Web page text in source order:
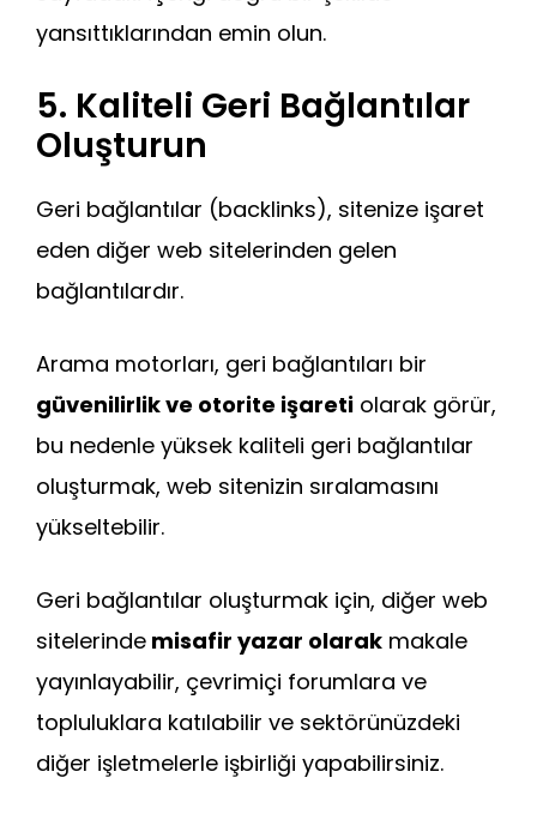
yansıttıklarından emin olun.
5. Kaliteli Geri Bağlantılar
Oluşturun
Geri bağlantılar (backlinks), sitenize işaret
eden diğer web sitelerinden gelen
bağlantılardır.
Arama motorları, geri bağlantıları bir
güvenilirlik ve otorite işareti olarak görür,
bu nedenle yüksek kaliteli geri bağlantılar
oluşturmak, web sitenizin sıralamasını
yükseltebilir.
Geri bağlantılar oluşturmak için, diğer web
sitelerinde misafir yazar olarak makale
yayınlayabilir, çevrimiçi forumlara ve
topluluklara katılabilir ve sektörünüzdeki
diğer işletmelerle işbirliği yapabilirsiniz.